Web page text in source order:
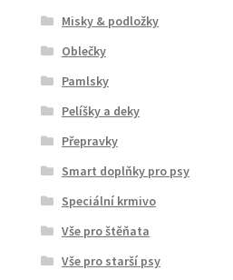
Misky & podložky
Oblečky
Pamlsky
Pelíšky a deky
Přepravky
Smart doplňky pro psy
Speciální krmivo
Vše pro štěňata
Vše pro starší psy